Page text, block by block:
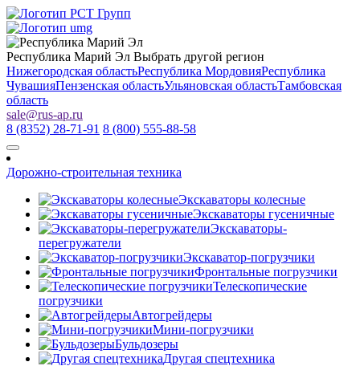
Республика Марий Эл Выбрать другой регион
Нижегородская областьРеспублика МордовияРеспублика
ЧувашияПензенская областьУльяновская областьТамбовская
область
sale@rus-ap.ru
8 (8352) 28-71-91 8 (800) 555-88-58
Дорожно-строительная техника
Экскаваторы колесные
Экскаваторы гусеничные
Экскаваторы-
перегружатели
Экскаватор-погрузчики
Фронтальные погрузчики
Телескопические
погрузчики
Автогрейдеры
Мини-погрузчики
Бульдозеры
Другая спецтехника